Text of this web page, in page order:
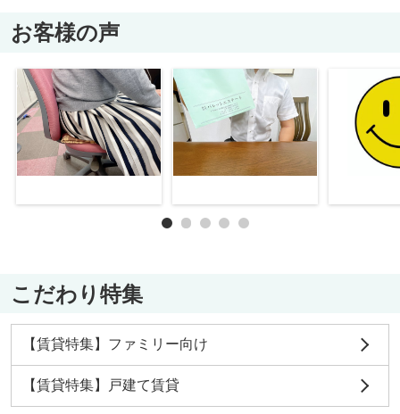
お客様の声
こだわり特集
【賃貸特集】ファミリー向け
【賃貸特集】戸建て賃貸